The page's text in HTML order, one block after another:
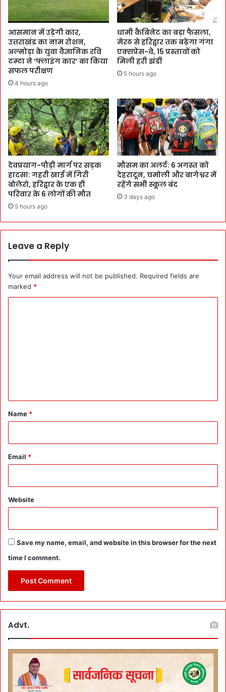
आसमान में उड़ेगी कार,
उत्तराखंड का नाम रोशन,
अल्मोड़ा के युवा वैज्ञानिक रवि
टम्टा ने ‘फ्लाइंग कार’ का किया
सफल परीक्षण
4 hours ago
धामी कैबिनेट का बड़ा फैसला,
मेरठ से हरिद्वार तक बढ़ेगा गंगा
एक्सप्रेस-वे, 15 प्रस्तावों को
मिली हरी झंडी
5 hours ago
देवप्रयाग-पौड़ी मार्ग पर सड़क
हादसा: गहरी खाई में गिरी
बोलेरो, हरिद्वार के एक ही
परिवार के 6 लोगों की मौत
5 hours ago
मौसम का अलर्ट: 6 अगस्त को
देहरादून, चमोली और बागेश्वर में
रहेंगे सभी स्कूल बंद
3 days ago
Leave a Reply
Your email address will not be published. Required fields are
marked *
*
Name *
Email *
Website
Save my name, email, and website in this browser for the next
time I comment.
Advt.